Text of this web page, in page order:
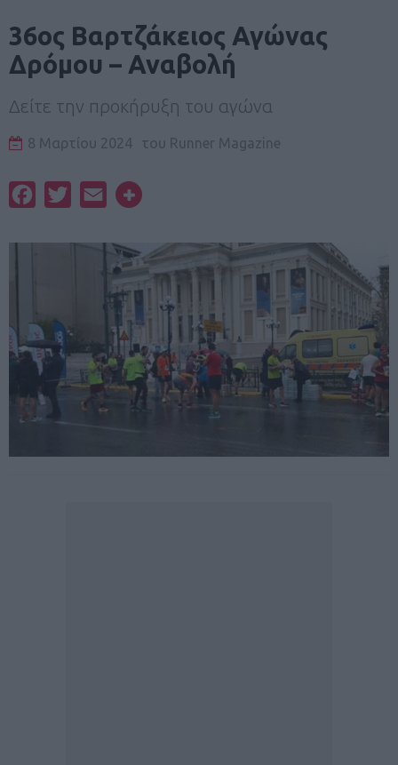
36ος Βαρτζάκειος Αγώνας
Δρόμου – Αναβολή
Δείτε την προκήρυξη του αγώνα
8 Μαρτίου 2024 του Runner Magazine
FacebookTwitterEmail